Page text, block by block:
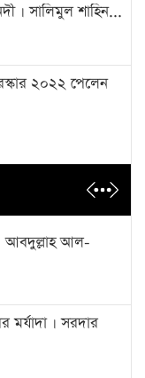
। সালিমুল শাহিন...
২০২২ পেলেন
আবদুল্লাহ আল-
মর্যাদা । সরদার